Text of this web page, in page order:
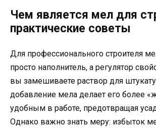
Чем является мел для
практические советы
Для профессионального строителя
просто наполнитель, а регулятор
вы замешиваете раствор для
добавление мела делает его более
удобным в работе, предотвращая
Однако важно знать меру: избыток